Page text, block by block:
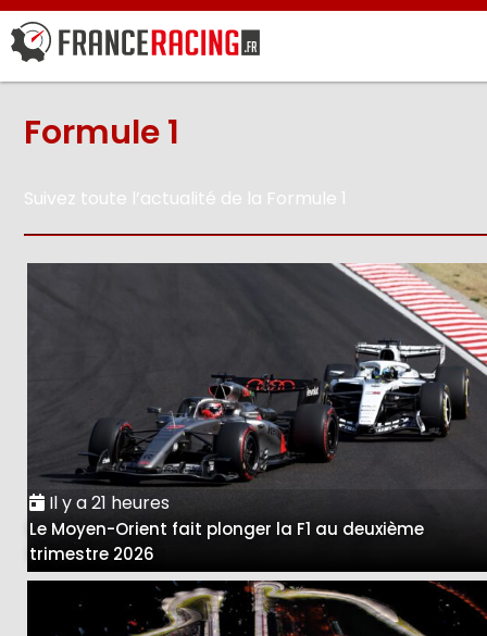
Formule 1
Suivez toute l’actualité de la Formule 1
Il y a 21 heures
Le Moyen-Orient fait plonger la F1 au deuxième
trimestre 2026